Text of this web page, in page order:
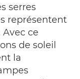
serres
représentent
Avec ce
de soleil
la